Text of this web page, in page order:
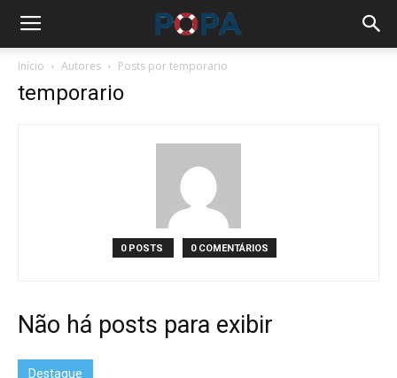
Início Autores Posts por temporario
temporario
0 POSTS 0 COMENTÁRIOS
Não há posts para exibir
Destaque